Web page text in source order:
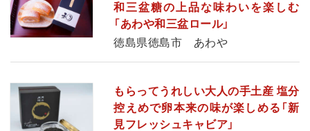
和三盆糖の上品な味わいを楽しむ
「あわや和三盆ロール」
徳島県徳島市 あわや
もらってうれしい大人の手土産 塩分
控えめで卵本来の味が楽しめる「新
見フレッシュキャビア」